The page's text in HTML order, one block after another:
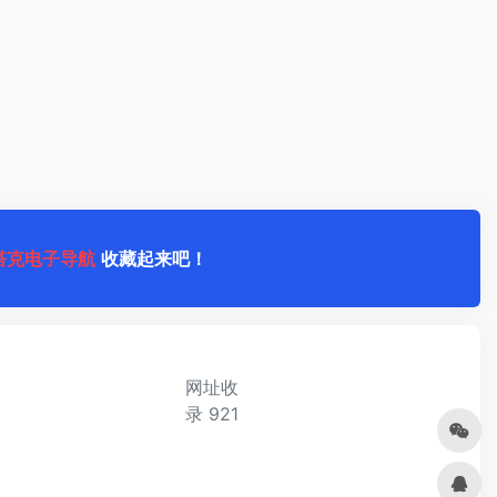
克电子导航 收藏起来吧！
网址收
录 921